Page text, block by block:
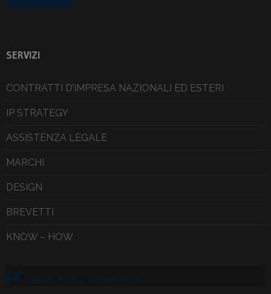
SERVIZI
CONTRATTI D’IMPRESA NAZIONALI ED ESTERI
IP STRATEGY
ASSISTENZA LEGALE
MARCHI
DESIGN
BREVETTI
KNOW – HOW
Studio Rozzi & Consulmarchi